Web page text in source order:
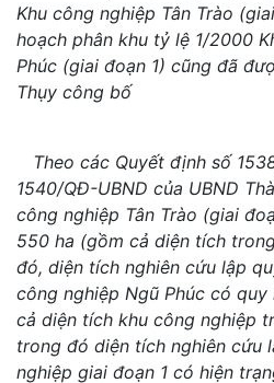
Khu công nghiệp Tân Trào
hoạch phân khu tỷ lệ 1/2000
Phúc (giai đoạn 1) cũng đã
Thụy công bố
Theo các Quyết định số
1540/QĐ-UBND của UBND
công nghiệp Tân Trào (giai
550 ha (gồm cả diện tích
đó, diện tích nghiên cứu lập
công nghiệp Ngũ Phúc có
cả diện tích khu công nghiệp
trong đó diện tích nghiên cứu
nghiệp giai đoạn 1 có hiện